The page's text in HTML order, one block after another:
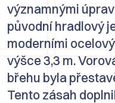
významnými
původní hradlový
moderními
výšce 3,3 m.
břehu byla
Tento zásah